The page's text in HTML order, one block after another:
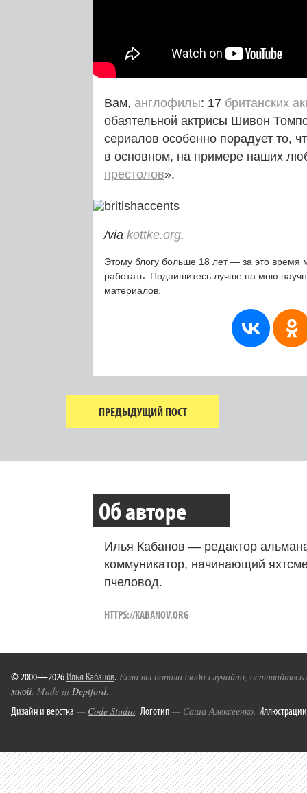
Вам, англофилы: 17 британских
обаятельной актрисы Шивон
сериалов особенно порадует то,
в основном, на примере наших
престолов».
/via kottke.org.
Этому блогу больше 18 лет — за это время
работать. Подпишитесь лучше на мою
материалов.
ПРЕДЫДУЩИЙ ПОСТ
Об авторе
Илья Кабанов — редактор
коммуникатор, начинающий
пчеловод.
HTTPS://KABANOV.ORG
© 2000—2026 Илья Кабанов. Если вы попали сюда случайно,
мной. Made in Deptford.
Дизайн и верстка — Code Studio. Логотип — Саша Алексеенко. Иллюстрации